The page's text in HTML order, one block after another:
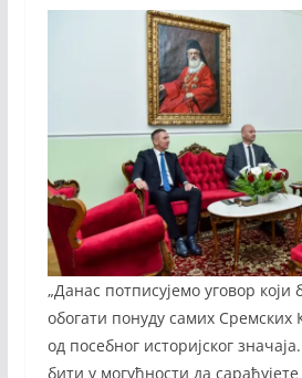
„Данас потписујемо уговор који
обогати понуду самих Сремских
од посебног историјског
бити у могућности да